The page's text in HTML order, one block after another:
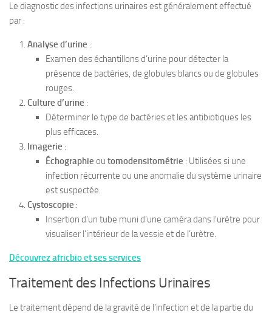
Le diagnostic des infections urinaires est généralement effectué
par :
Analyse d’urine :
Examen des échantillons d’urine pour détecter la
présence de bactéries, de globules blancs ou de globules
rouges.
Culture d’urine :
Déterminer le type de bactéries et les antibiotiques les
plus efficaces.
Imagerie :
Échographie ou tomodensitométrie : Utilisées si une
infection récurrente ou une anomalie du système urinaire
est suspectée.
Cystoscopie :
Insertion d’un tube muni d’une caméra dans l’urètre pour
visualiser l’intérieur de la vessie et de l’urètre.
Découvrez africbio et ses services
Traitement des Infections Urinaires
Le traitement dépend de la gravité de l’infection et de la partie du